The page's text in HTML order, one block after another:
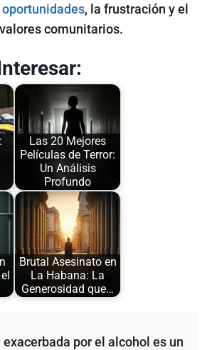
oportunidades, la frustración y el
comunitarios.
Las 20 Mejores
Películas de Terror:
Un Análisis
Profundo
Brutal Asesinato en
La Habana: La
Generosidad que…
por el alcohol es un